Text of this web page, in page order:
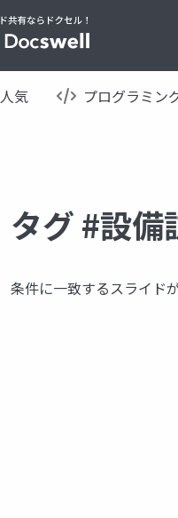
人気 プログラミン
タグ #設備
条件に一致するスライド